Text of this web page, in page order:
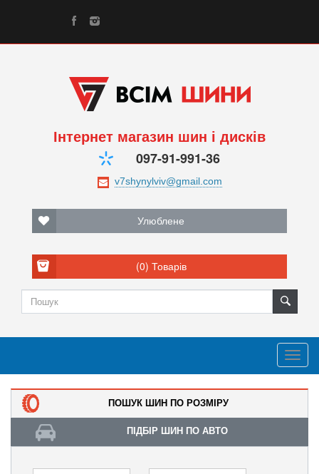
Інтернет магазин шин і дисків
097-91-991-36
Улюблене
(0) Товарів
ПОШУК ШИН ПО РОЗМІРУ
ПІДБІР ШИН ПО АВТО